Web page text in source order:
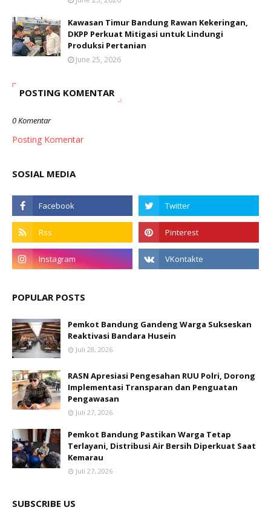
Kawasan Timur Bandung Rawan Kekeringan,
DKPP Perkuat Mitigasi untuk Lindungi
Produksi Pertanian
June 25, 2026
POSTING KOMENTAR
0 Komentar
Posting Komentar
SOSIAL MEDIA
POPULAR POSTS
Pemkot Bandung Gandeng Warga Sukseskan
Reaktivasi Bandara Husein
Juli 28, 2026
RASN Apresiasi Pengesahan RUU Polri, Dorong
Implementasi Transparan dan Penguatan
Pengawasan
Juli 27, 2026
Pemkot Bandung Pastikan Warga Tetap
Terlayani, Distribusi Air Bersih Diperkuat Saat
Kemarau
Juli 27, 2026
SUBSCRIBE US